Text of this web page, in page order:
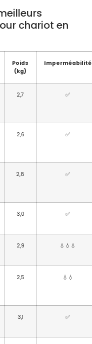
chariot en
Poids
(kg)
Imperméabilité
2,7 ✅
2,6 ✅
2,8 ✅
3,0 ✅
2,9 💧💧💧
2,5 💧💧
3,1 ✅